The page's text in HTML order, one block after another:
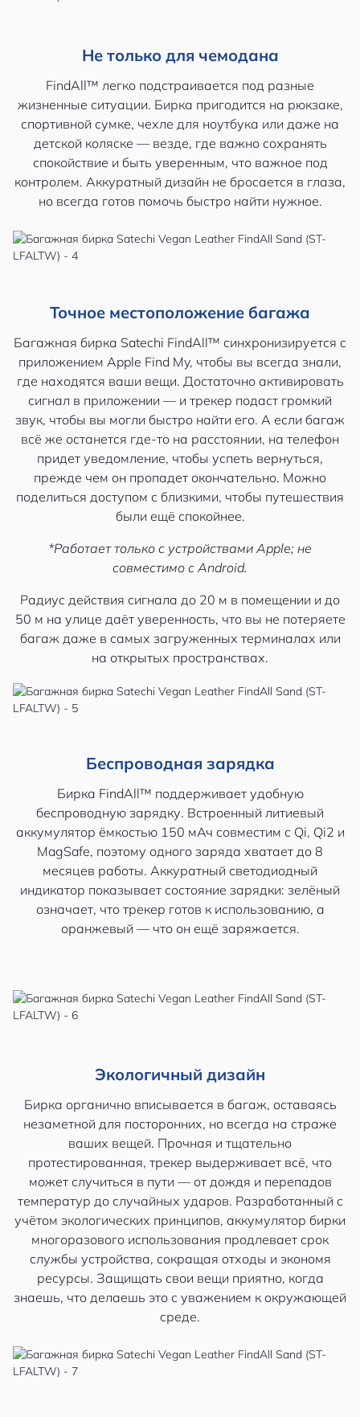
Не только для чемодана
FindAll™ легко подстраивается под разные
жизненные ситуации. Бирка пригодится на рюкзаке,
спортивной сумке, чехле для ноутбука или даже на
детской коляске — везде, где важно сохранять
спокойствие и быть уверенным, что важное под
контролем. Аккуратный дизайн не бросается в глаза,
но всегда готов помочь быстро найти нужное.
Точное местоположение багажа
Багажная бирка Satechi FindAll™ синхронизируется с
приложением Apple Find My, чтобы вы всегда знали,
где находятся ваши вещи. Достаточно активировать
сигнал в приложении — и трекер подаст громкий
звук, чтобы вы могли быстро найти его. А если багаж
всё же останется где-то на расстоянии, на телефон
придет уведомление, чтобы успеть вернуться,
прежде чем он пропадет окончательно. Можно
поделиться доступом с близкими, чтобы путешествия
были ещё спокойнее.
*Работает только с устройствами Apple; не
совместимо с Android.
Радиус действия сигнала до 20 м в помещении и до
50 м на улице даёт уверенность, что вы не потеряете
багаж даже в самых загруженных терминалах или
на открытых пространствах.
Беспроводная зарядка
Бирка FindAll™ поддерживает удобную
беспроводную зарядку. Встроенный литиевый
аккумулятор ёмкостью 150 мАч совместим с Qi, Qi2 и
MagSafe, поэтому одного заряда хватает до 8
месяцев работы. Аккуратный светодиодный
индикатор показывает состояние зарядки: зелёный
означает, что трекер готов к использованию, а
оранжевый — что он ещё заряжается.
Экологичный дизайн
Бирка органично вписывается в багаж, оставаясь
незаметной для посторонних, но всегда на страже
ваших вещей. Прочная и тщательно
протестированная, трекер выдерживает всё, что
может случиться в пути — от дождя и перепадов
температур до случайных ударов. Разработанный с
учётом экологических принципов, аккумулятор бирки
многоразового использования продлевает срок
службы устройства, сокращая отходы и экономя
ресурсы. Защищать свои вещи приятно, когда
знаешь, что делаешь это с уважением к окружающей
среде.